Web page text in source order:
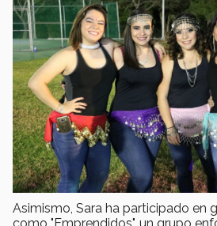
Asimismo, Sara ha participado en